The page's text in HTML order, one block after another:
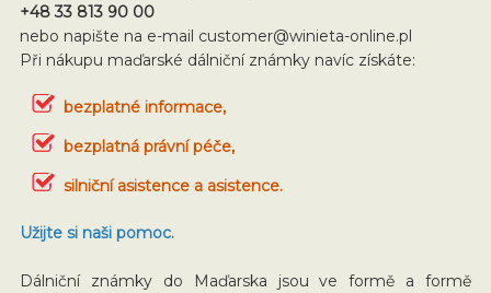
+48 33 813 90 00
nebo napište na e-mail customer@winieta-online.pl
Při nákupu maďarské dálniční známky navíc získáte:
bezplatné informace,
bezplatná právní péče,
silniční asistence a asistence.
Užijte si naši pomoc.
Dálniční známky do Maďarska jsou ve formě a formě